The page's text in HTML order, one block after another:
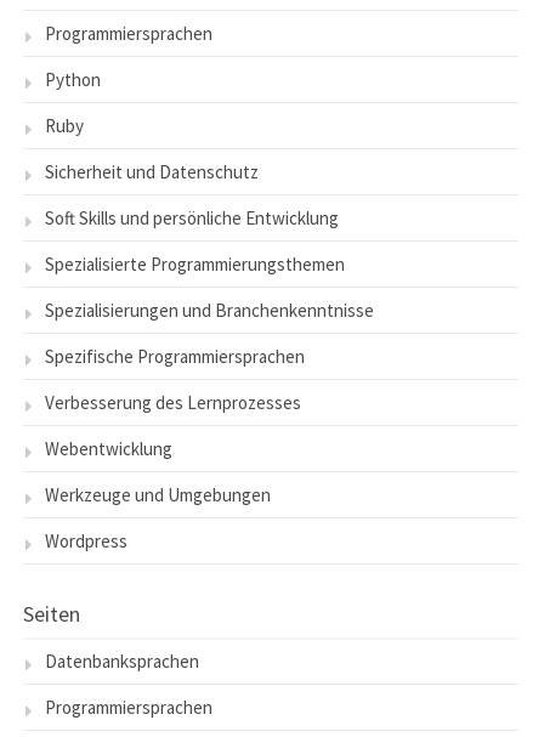
Programmiersprachen
Python
Ruby
Sicherheit und Datenschutz
Soft Skills und persönliche Entwicklung
Spezialisierte Programmierungsthemen
Spezialisierungen und Branchenkenntnisse
Spezifische Programmiersprachen
Verbesserung des Lernprozesses
Webentwicklung
Werkzeuge und Umgebungen
Wordpress
Seiten
Datenbanksprachen
Programmiersprachen